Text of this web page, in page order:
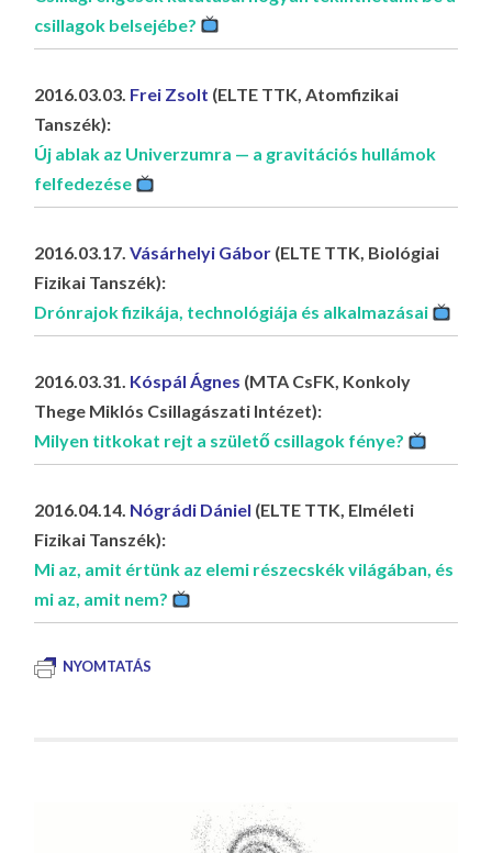
csillagok belsejébe?
2016.03.03. Frei Zsolt (ELTE TTK, Atomfizikai
Tanszék):
Új ablak az Univerzumra — a gravitációs hullámok
felfedezése
2016.03.17.Vásárhelyi Gábor (ELTE TTK, Biológiai
Fizikai Tanszék):
Drónrajok fizikája, technológiája és alkalmazásai
2016.03.31. Kóspál Ágnes (MTA CsFK, Konkoly
Thege Miklós Csillagászati Intézet):
Milyen titkokat rejt a születő csillagok fénye?
2016.04.14. Nógrádi Dániel (ELTE TTK, Elméleti
Fizikai Tanszék):
Mi az, amit értünk az elemi részecskék világában, és
mi az, amit nem?
NYOMTATÁS